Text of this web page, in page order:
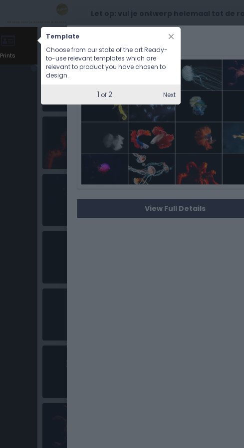
Prints
0
0 cm
CHOOSE OPTIONS
View Full Details
Template
Choose from our state of the art Ready-
to-use relevant templates which are
relevant to product you have chosen to
design.
1 of2 Next